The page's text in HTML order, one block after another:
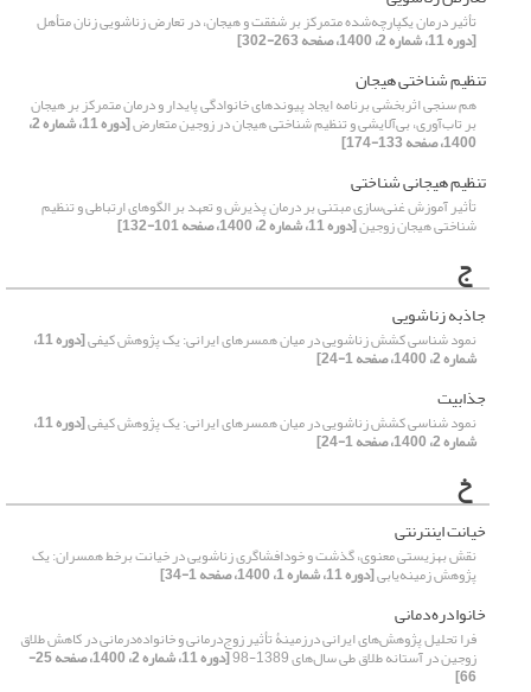
تأثیر درمان یکپارچه‌شده متمرکز بر شفقت و هیجان، در تعارض زناشویی زنان متأهل
[دوره 11، شماره 2، 1400، صفحه 263-302]
تنظیم شناختی هیجان
هم سنجی اثربخشی برنامه ایجاد پیوندهای خانوادگی پایدار و درمان متمرکز بر هیجان
بر تاب‌آوری، بی‌آلایشی و تنظیم شناختی هیجان در زوجین متعارض [دوره 11، شماره 2،
1400، صفحه 133-174]
تنظیم هیجانی شناختی
تأثیر آموزش غنی‌سازی مبتنی بر درمان پذیرش و تعهد بر الگوهای ارتباطی و تنظیم
شناختی هیجان زوجین[دوره 11، شماره 2، 1400، صفحه 101-132]
ج
جاذبه زناشویی
نمود شناسی کشش زناشویی در میان همسرهای ایرانی: یک پژوهش کیفی [دوره 11،
شماره 2، 1400، صفحه 1-24]
جذابیت
نمود شناسی کشش زناشویی در میان همسرهای ایرانی: یک پژوهش کیفی [دوره 11،
شماره 2، 1400، صفحه 1-24]
خ
خیانت اینترنتی
نقش بهزیستی معنوی، گذشت و خودافشاگری زناشویی در خیانت برخط همسران: یک
پژوهش زمینه‌یابی[دوره 11، شماره 1، 1400، صفحه 1-34]
خانوادره‌دمانی
فرا تحلیل پژوهش‌های ایرانی درزمینۀ تأثیر زوج‌درمانی و خانواده‌درمانی در کاهش طلاق
زوجین در آستانه طلاق طی سال‌های 1389-98 [دوره 11، شماره 2، 1400، صفحه 25-
66]